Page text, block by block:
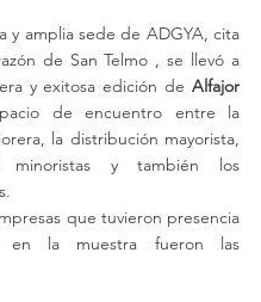
y amplia sede de ADGYA, cita
de San Telmo , se llevó a
y exitosa edición de Alfajor
de encuentro entre la
la distribución mayorista,
minoristas y también los
que tuvieron presencia
en la muestra fueron las